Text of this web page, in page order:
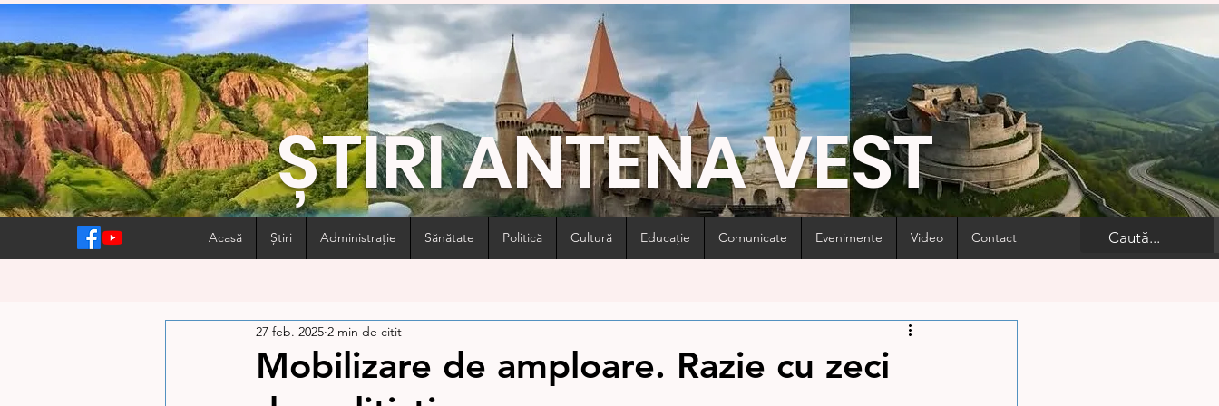
ȘTIRI ANTENA VEST
Acasă Știri Administrație Sănătate Politică Cultură Educație Comunicate Evenimente Video Contact
Mobilizare de amploare. Razie cu zeci
27 feb. 2025 2 min de citit